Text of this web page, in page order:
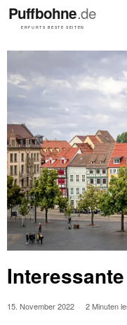
15. November 2022 2 Minuten